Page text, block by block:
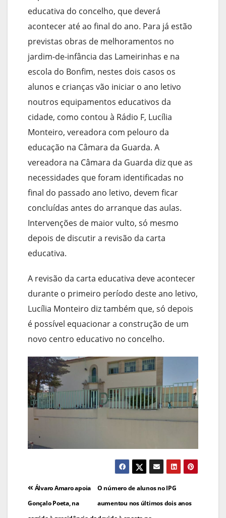
educativa do concelho, que deverá
acontecer até ao final do ano. Para já estão
previstas obras de melhoramentos no
jardim-de-infância das Lameirinhas e na
escola do Bonfim, nestes dois casos os
alunos e crianças vão iniciar o ano letivo
noutros equipamentos educativos da
cidade, como contou à Rádio F, Lucília
Monteiro, vereadora com pelouro da
educação na Câmara da Guarda. A
vereadora na Câmara da Guarda diz que as
necessidades que foram identificadas no
final do passado ano letivo, devem ficar
concluídas antes do arranque das aulas.
Intervenções de maior vulto, só mesmo
depois de discutir a revisão da carta
educativa.
A revisão da carta educativa deve acontecer
durante o primeiro período deste ano letivo,
Lucília Monteiro diz também que, só depois
é possível equacionar a construção de um
novo centro educativo no concelho.
Navegação
de
O número de alunos no IPG
aumentou nos últimos dois anos
Álvaro Amaro apoia
Gonçalo Poeta, na